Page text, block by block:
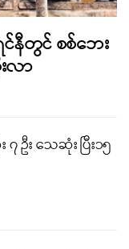
င်နီတွင် စစ်ဘေး
လာ
ဦး သေဆုံး ပြီး၁၅